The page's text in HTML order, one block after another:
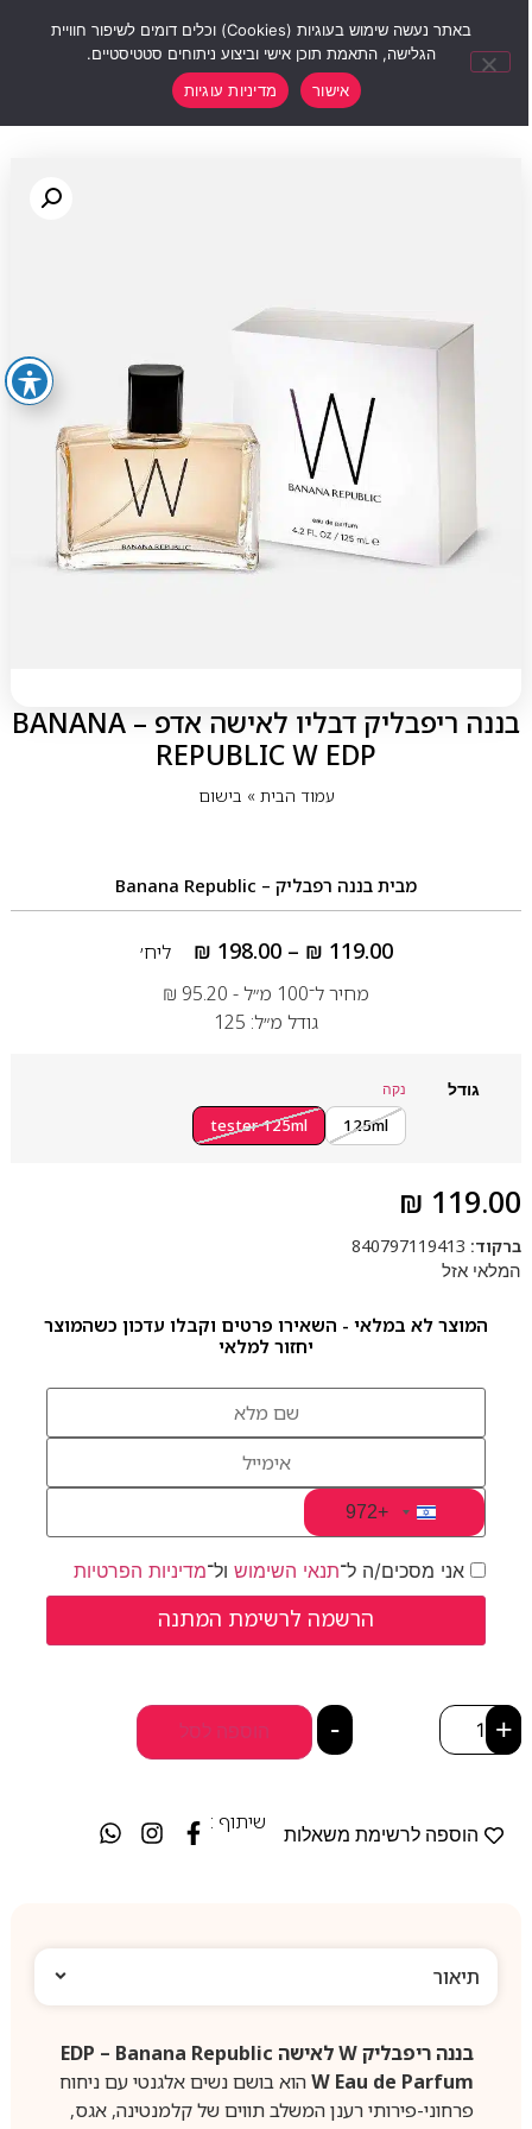
בננה ריפבליק דבליו לאישה אדפ – BANANA
REPUBLIC W EDP
עמוד הבית» בישום
מבית בננה רפבליק – Banana Republic
₪ 119.00
–
₪ 198.00
ליח׳
מחיר ל־100 מ״ל -
₪ 95.20
גודל מ״ל: 125
גודל נקה
125ml
tester 125ml
₪ 119.00
ברקוד: 840797119413
המלאי אזל
המוצר לא במלאי - השאירו פרטים וקבלו עדכון כשהמוצר
יחזור למלאי
Israel +972
+972
אני מסכים/ה ל־תנאי השימושול־מדיניות הפרטיות
- + הוספה לסל
הוספה לרשימת משאלות
שיתוף :
תיאור
בננה ריפבליק W לאישה EDP – Banana Republic
W Eau de Parfumהוא בושם נשים אלגנטי עם ניחוח
פרחוני-פירותי רענן המשלב תווים של קלמנטינה, אגס,
באתר נעשה שימוש בעוגיות (Cookies) וכלים דומים לשיפור חוויית
הגלישה, התאמת תוכן אישי וביצוע ניתוחים סטטיסטיים.
אישור
מדיניות עוגיות